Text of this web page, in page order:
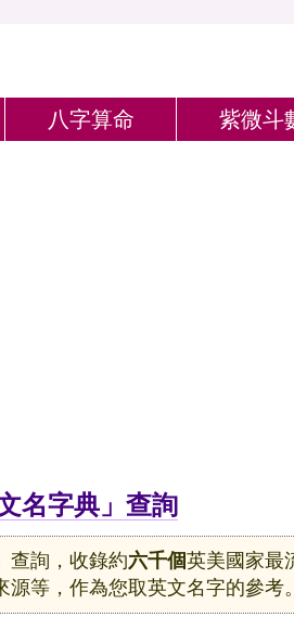
八字算命 紫微斗
文名字典」查詢
查詢，收錄約六千個英美國家最
等，作為您取英文名字的參考。